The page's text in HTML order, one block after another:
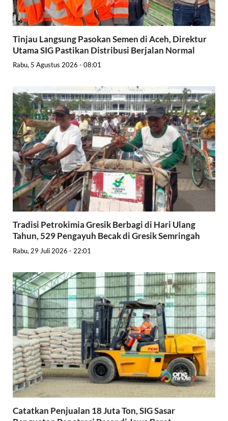
Tinjau Langsung Pasokan Semen di Aceh, Direktur
Utama SIG Pastikan Distribusi Berjalan Normal
Rabu, 5 Agustus 2026 - 08:01
Tradisi Petrokimia Gresik Berbagi di Hari Ulang
Tahun, 529 Pengayuh Becak di Gresik Semringah
Rabu, 29 Juli 2026 - 22:01
Catatkan Penjualan 18 Juta Ton, SIG Sasar